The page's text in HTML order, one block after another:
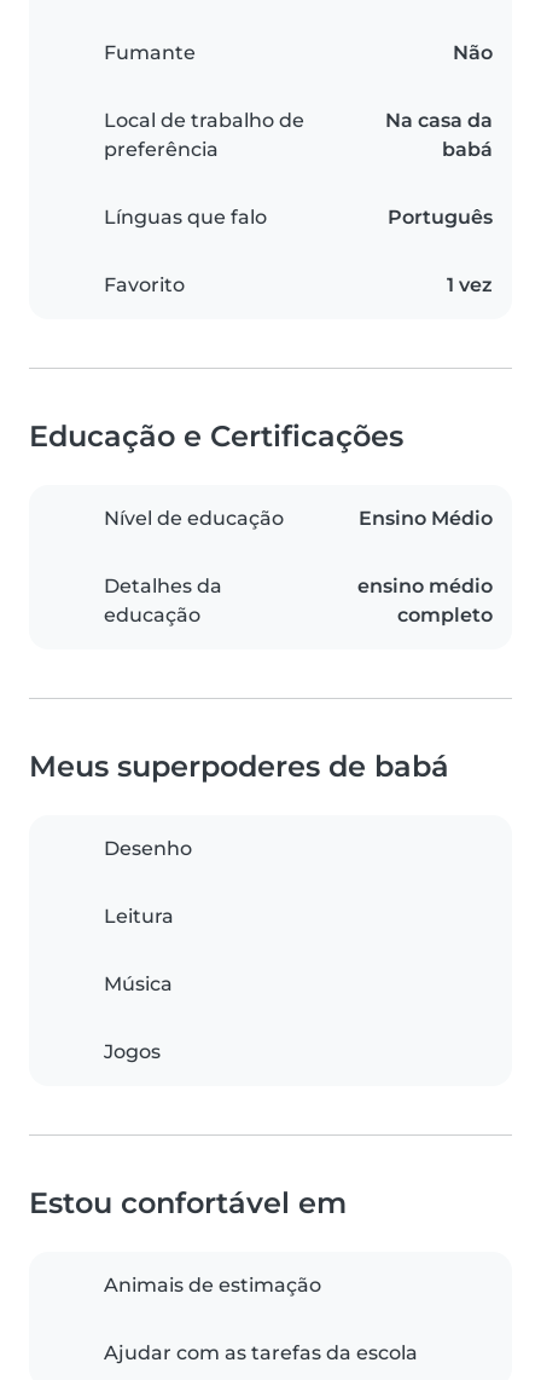
Fumante Não
Local de trabalho de
preferência
Na casa da
babá
Línguas que falo Português
Favorito 1 vez
Educação e Certificações
Nível de educação Ensino Médio
Detalhes da
educação
ensino médio
completo
Meus superpoderes de babá
Desenho
Leitura
Música
Jogos
Estou confortável em
Animais de estimação
Ajudar com as tarefas da escola